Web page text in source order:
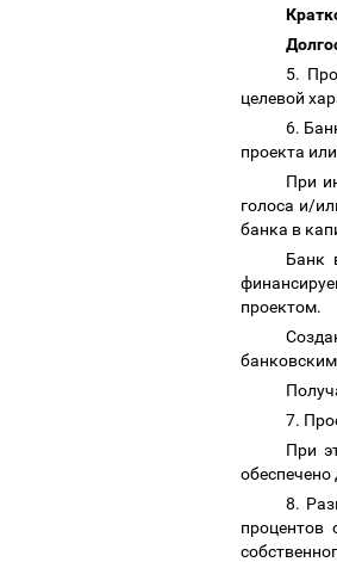
5.
целевой
6.
проекта
При
голоса и/
банка в
Банк
проектом.
7.
При
8.
процентов